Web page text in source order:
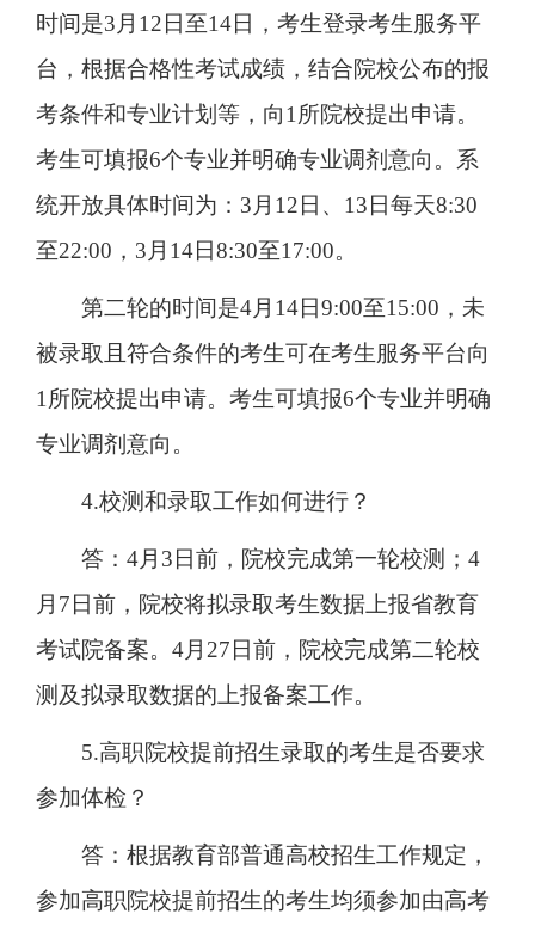
时间是3月12日至14日，考生登录考生服务平
台，根据合格性考试成绩，结合院校公布的报
考条件和专业计划等，向1所院校提出申请。
考生可填报6个专业并明确专业调剂意向。系
统开放具体时间为：3月12日、13日每天8:30
至22:00，3月14日8:30至17:00。
第二轮的时间是4月14日9:00至15:00，未
被录取且符合条件的考生可在考生服务平台向
1所院校提出申请。考生可填报6个专业并明确
专业调剂意向。
4.校测和录取工作如何进行？
答：4月3日前，院校完成第一轮校测；4
月7日前，院校将拟录取考生数据上报省教育
考试院备案。4月27日前，院校完成第二轮校
测及拟录取数据的上报备案工作。
5.高职院校提前招生录取的考生是否要求
参加体检？
答：根据教育部普通高校招生工作规定，
参加高职院校提前招生的考生均须参加由高考